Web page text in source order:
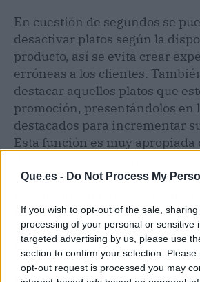
Que.es - Do Not Process My
If you wish to opt-out of the sale,
processing of your personal or sensitive
targeted advertising by us, please use
section to confirm your selection.
opt-out request is processed you may
En cuestión de segundos se
desactivar platos según la
producto, así se evita crear
erróneas a los clientes.
destacar aquellos platos que
promoción, presentándolos en
destacados para incrementar
Esta función es muy apropiada
integrar a Google Analitycs a
herramientas de Inteligencia
medir las preferencias de los
comportamiento de las ventas